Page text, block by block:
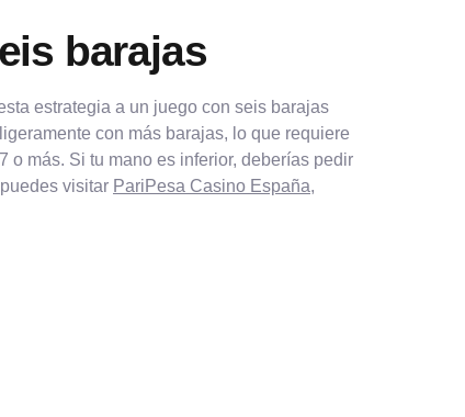
barajas
estrategia a un juego con seis barajas
con más barajas, lo que requiere
o más. Si tu mano es inferior, deberías pedir
visitar PariPesa Casino España,